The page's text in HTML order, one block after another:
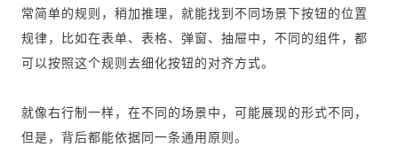
常简单的规则，稍加推理，就能找到不同场景下按钮的位置
规律，比如在表单、表格、弹窗、抽屉中，不同的组件，都
可以按照这个规则去细化按钮的对齐方式。
就像右行制一样，在不同的场景中，可能展现的形式不同，
但是，背后都能依据同一条通用原则。